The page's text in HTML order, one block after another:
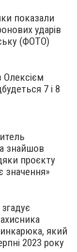
показали
ударів
(ФОТО)
7 і 8
знайшов
проєкту
значення»
який
2023 року